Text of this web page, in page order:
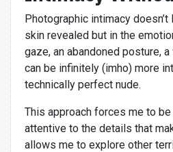
Photographic intimacy
skin revealed but in the
gaze, an abandoned posture,
can be infinitely (imho) more
technically perfect nude.
This approach forces me to
attentive to the details that
allows me to explore other